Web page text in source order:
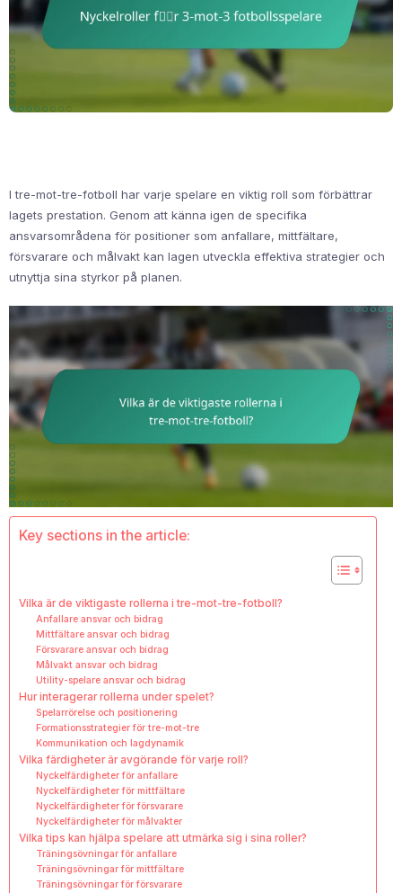
I tre-mot-tre-fotboll har varje spelare en viktig roll som förbättrar
lagets prestation. Genom att känna igen de specifika
ansvarsområdena för positioner som anfallare, mittfältare,
försvarare och målvakt kan lagen utveckla effektiva strategier och
utnyttja sina styrkor på planen.
Key sections in the article:
Vilka är de viktigaste rollerna i tre-mot-tre-fotboll?
Anfallare ansvar och bidrag
Mittfältare ansvar och bidrag
Försvarare ansvar och bidrag
Målvakt ansvar och bidrag
Utility-spelare ansvar och bidrag
Hur interagerar rollerna under spelet?
Spelarrörelse och positionering
Formationsstrategier för tre-mot-tre
Kommunikation och lagdynamik
Vilka färdigheter är avgörande för varje roll?
Nyckelfärdigheter för anfallare
Nyckelfärdigheter för mittfältare
Nyckelfärdigheter för försvarare
Nyckelfärdigheter för målvakter
Vilka tips kan hjälpa spelare att utmärka sig i sina roller?
Träningsövningar för anfallare
Träningsövningar för mittfältare
Träningsövningar för försvarare